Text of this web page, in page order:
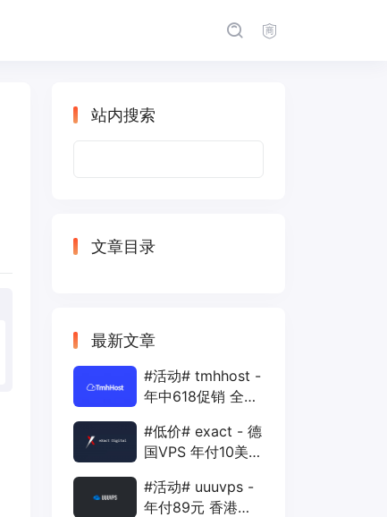
站内搜索
文章目录
最新文章
#活动# tmhhost -
年中618促销 全场
年付VPS
#低价# exact - 德
国VPS 年付10美元
1Gbps
#活动# uuuvps -
年付89元 香港